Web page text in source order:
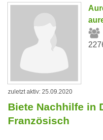
zuletzt aktiv: 25.09.2020
Biete Nachhilfe in
Französisch